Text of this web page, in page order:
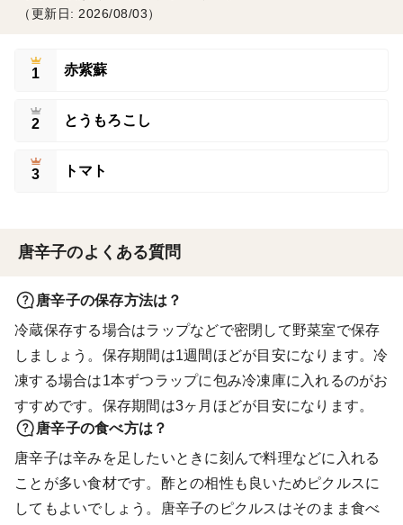
（更新日: 2026/08/03）
1 赤紫蘇
2 とうもろこし
3 トマト
唐辛子のよくある質問
唐辛子の保存方法は？
冷蔵保存する場合はラップなどで密閉して野菜室で保存
しましょう。保存期間は1週間ほどが目安になります。冷
凍する場合は1本ずつラップに包み冷凍庫に入れるのがお
すすめです。保存期間は3ヶ月ほどが目安になります。
唐辛子の食べ方は？
唐辛子は辛みを足したいときに刻んで料理などに入れる
ことが多い食材です。酢との相性も良いためピクルスに
してもよいでしょう。唐辛子のピクルスはそのまま食べ